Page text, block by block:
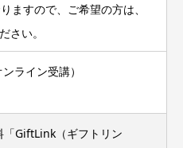
ますので、ご希望の方は、
さい。
ライン受講）
「GiftLink（ギフトリン